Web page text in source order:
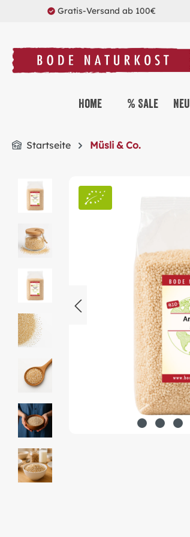
Zur Hauptnavigation springen
Gratis-Versand ab 100€
Home % Sale Neu
Startseite Müsli & Co.
Bildergalerie überspringen